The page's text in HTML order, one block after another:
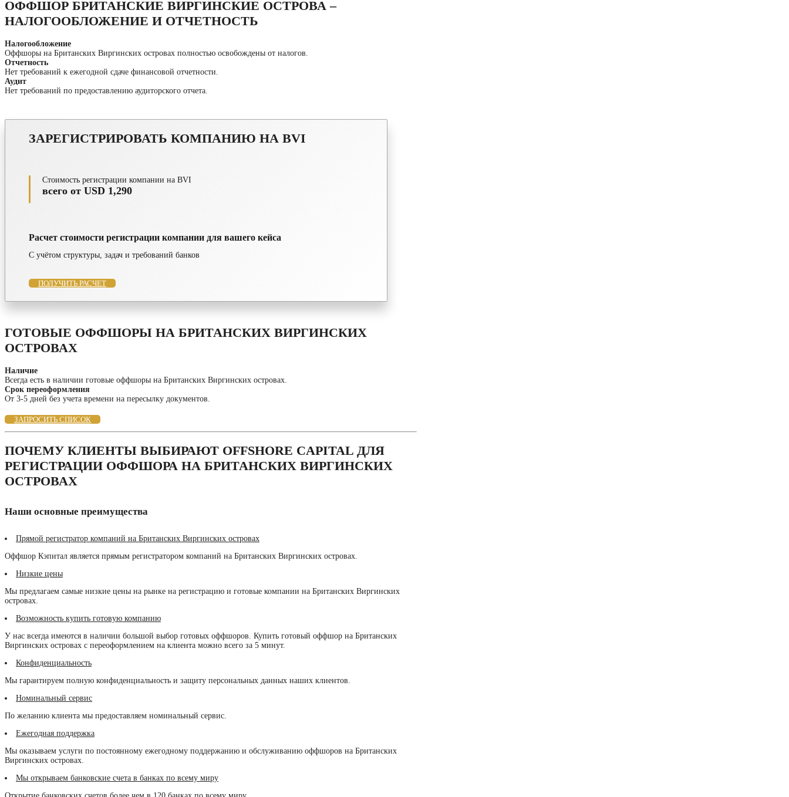
ОФФШОР БРИТАНСКИЕ ВИРГИНСКИЕ ОСТРОВА –
НАЛОГООБЛОЖЕНИЕ И ОТЧЕТНОСТЬ
Налогообложение
Оффшоры на Британских Виргинских островах полностью освобождены от налогов.
Отчетность
Нет требований к ежегодной сдаче финансовой отчетности.
Аудит
Нет требований по предоставлению аудиторского отчета.
ЗАРЕГИСТРИРОВАТЬ КОМПАНИЮ НА BVI
Стоимость регистрации компании на BVI
всего от USD 1,290
Расчет стоимости регистрации компании для вашего кейса
С учётом структуры, задач и требований банков
ПОЛУЧИТЬ РАСЧЕТ
ГОТОВЫЕ ОФФШОРЫ НА БРИТАНСКИХ ВИРГИНСКИХ
ОСТРОВАХ
Наличие
Всегда есть в наличии готовые оффшоры на Британских Виргинских островах.
Срок переоформления
От 3-5 дней без учета времени на пересылку документов.
ЗАПРОСИТЬ СПИСОК
ПОЧЕМУ КЛИЕНТЫ ВЫБИРАЮТ OFFSHORE CAPITAL ДЛЯ
РЕГИСТРАЦИИ ОФФШОРА НА БРИТАНСКИХ ВИРГИНСКИХ
ОСТРОВАХ
Наши основные преимущества
Прямой регистратор компаний на Британских Виргинских островах
Оффшор Кэпитал является прямым регистратором компаний на Британских Виргинских островах.
Низкие цены
Мы предлагаем самые низкие цены на рынке на регистрацию и готовые компании на Британских Виргинских
островах.
Возможность купить готовую компанию
У нас всегда имеются в наличии большой выбор готовых оффшоров. Купить готовый оффшор на Британских
Виргинских островах с переоформлением на клиента можно всего за 5 минут.
Конфиденциальность
Мы гарантируем полную конфиденциальность и защиту персональных данных наших клиентов.
Номинальный сервис
По желанию клиента мы предоставляем номинальный сервис.
Ежегодная поддержка
Мы оказываем услуги по постоянному ежегодному поддержанию и обслуживанию оффшоров на Британских
Виргинских островах.
Мы открываем банковские счета в банках по всему миру